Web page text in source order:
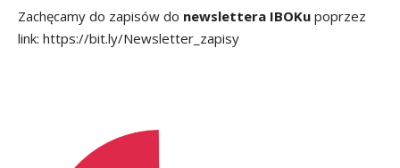
Zachęcamy do zapisów do newslettera IBOKu poprzez
link: https://bit.ly/Newsletter_zapisy